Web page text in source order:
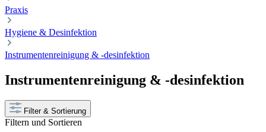
Praxis
Hygiene & Desinfektion
Instrumentenreinigung & -desinfektion
Instrumentenreinigung & -desinfektion
Filter & Sortierung
Filtern und Sortieren